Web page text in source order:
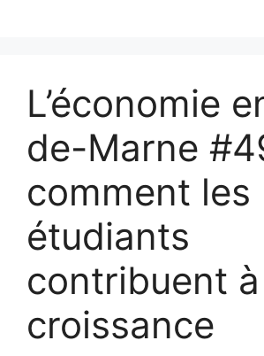
L’économie
de-Marne
comment les
étudiants
contribuent
croissance